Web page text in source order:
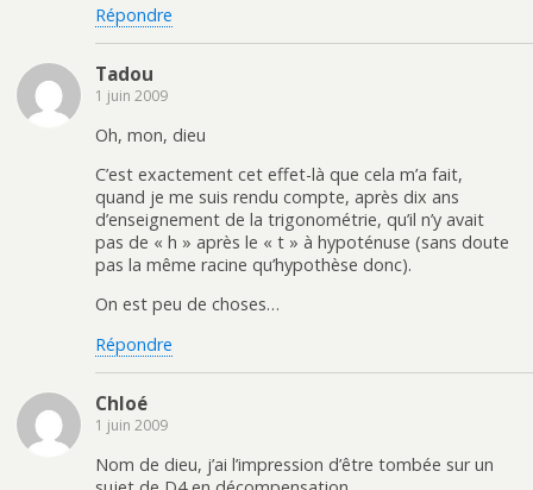
Répondre
Tadou
1 juin 2009
Oh, mon, dieu
C’est exactement cet effet-là que cela m’a fait,
quand je me suis rendu compte, après dix ans
d’enseignement de la trigonométrie, qu’il n’y avait
pas de « h » après le « t » à hypoténuse (sans doute
pas la même racine qu’hypothèse donc).
On est peu de choses…
Répondre
Chloé
1 juin 2009
Nom de dieu, j’ai l’impression d’être tombée sur un